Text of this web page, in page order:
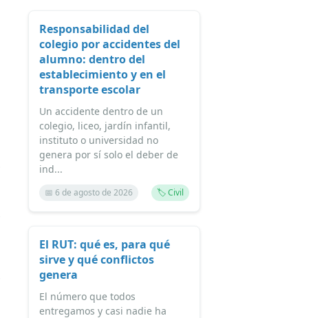
Responsabilidad del
colegio por accidentes del
alumno: dentro del
establecimiento y en el
transporte escolar
Un accidente dentro de un
colegio, liceo, jardín infantil,
instituto o universidad no
genera por sí solo el deber de
ind...
📅 6 de agosto de 2026 🏷️ Civil
El RUT: qué es, para qué
sirve y qué conflictos
genera
El número que todos
entregamos y casi nadie ha